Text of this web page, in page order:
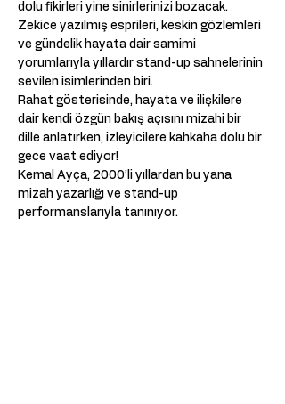
dolu fikirleri yine sinirlerinizi bozacak.
Zekice yazılmış esprileri, keskin gözlemleri
ve gündelik hayata dair samimi
yorumlarıyla yıllardır stand-up sahnelerinin
sevilen isimlerinden biri.
Rahat gösterisinde, hayata ve ilişkilere
dair kendi özgün bakış açısını mizahi bir
dille anlatırken, izleyicilere kahkaha dolu bir
gece vaat ediyor!
Kemal Ayça, 2000’li yıllardan bu yana
mizah yazarlığı ve stand-up
performanslarıyla tanınıyor.